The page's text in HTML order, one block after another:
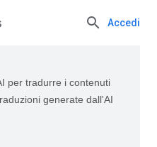
Accedi
per tradurre i contenuti
generate dall'AI